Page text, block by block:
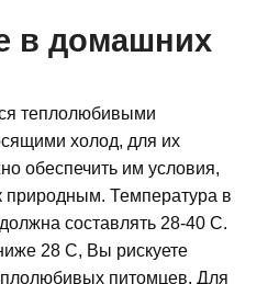
в домашних
теплолюбивыми
холод, для их
обеспечить им условия,
природным. Температура в
составлять 28-40 С.
28 С, Вы рискуете
питомцев. Для